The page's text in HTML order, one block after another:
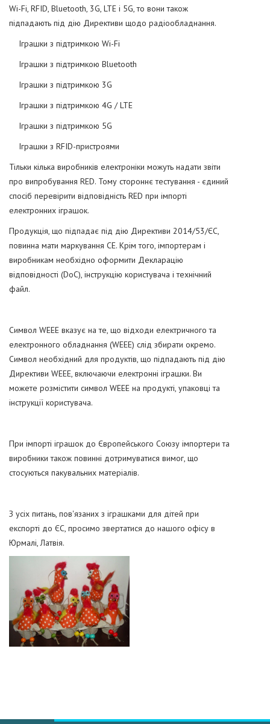
Wi-Fi, RFID, Bluetooth, 3G, LTE і 5G, то вони також
підпадають під дію Директиви щодо радіообладнання.
Іграшки з підтримкою Wi-Fi
Іграшки з підтримкою Bluetooth
Іграшки з підтримкою 3G
Іграшки з підтримкою 4G / LTE
Іграшки з підтримкою 5G
Іграшки з RFID-пристроями
Тільки кілька виробників електроніки можуть надати звіти
про випробування RED. Тому стороннє тестування - єдиний
спосіб перевірити відповідність RED при імпорті
електронних іграшок.
Продукція, що підпадає під дію Директиви 2014/53/ЄС,
повинна мати маркування CE. Крім того, імпортерам і
виробникам необхідно оформити Декларацію
відповідності (DoC), інструкцію користувача і технічний
файл.
Символ WEEE вказує на те, що відходи електричного та
електронного обладнання (WEEE) слід збирати окремо.
Символ необхідний для продуктів, що підпадають під дію
Директиви WEEE, включаючи електронні іграшки. Ви
можете розмістити символ WEEE на продукті, упаковці та
інструкції користувача.
При імпорті іграшок до Європейського Союзу імпортери та
виробники також повинні дотримуватися вимог, що
стосуються пакувальних матеріалів.
З усіх питань, пов'язаних з іграшками для дітей при
експорті до ЄС, просимо звертатися до нашого офісу в
Юрмалі, Латвія.